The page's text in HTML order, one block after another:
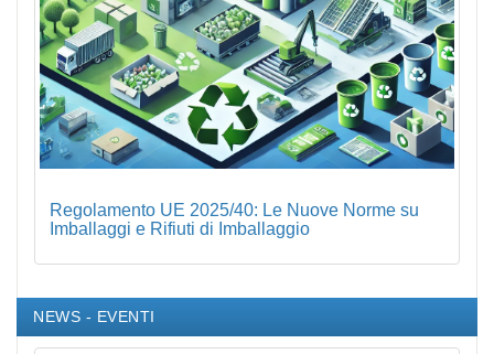
Regolamento UE 2025/40: Le Nuove Norme su
Imballaggi e Rifiuti di Imballaggio
NEWS - EVENTI